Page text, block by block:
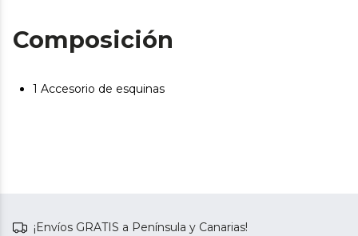
Composición
1 Accesorio de esquinas
¡Envíos GRATIS a Península y Canarias!